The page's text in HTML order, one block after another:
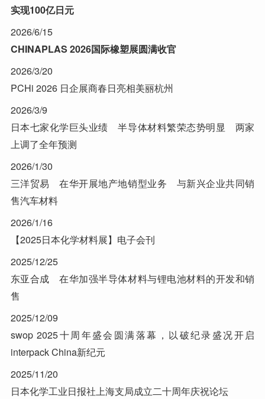
实现100亿日元
2026/6/15
CHINAPLAS 2026国际橡塑展圆满收官
2026/3/20
PCHi 2026 日企展商春日亮相美丽杭州
2026/3/9
日本七家化学巨头业绩 半导体材料繁荣态势明显 两家
上调了全年预测
2026/1/30
三洋贸易 在华开展地产地销型业务 与新兴企业共同销
售汽车材料
2026/1/16
【2025日本化学材料展】电子会刊
2025/12/25
东亚合成 在华加强半导体材料与锂电池材料的开发和销
售
2025/12/09
swop 2025十周年盛会圆满落幕，以破纪录盛况开启
interpack China新纪元
2025/11/20
日本化学工业日报社上海支局成立二十周年庆祝论坛